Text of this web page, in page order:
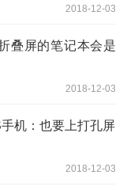
2018-12-03
叠屏的笔记本会是
2018-12-03
机：也要上打孔屏
2018-12-03